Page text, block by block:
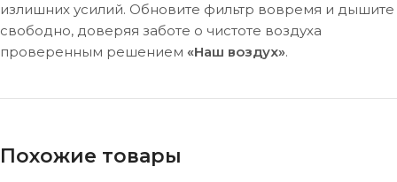
излишних усилий. Обновите фильтр вовремя и дышите
свободно, доверяя заботе о чистоте воздуха
проверенным решением «Наш воздух».
Похожие товары